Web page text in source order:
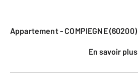
Appartement - COMPIEGNE (60200)
En savoir plus